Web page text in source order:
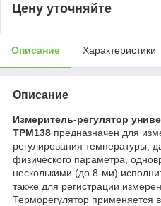
Цену уточняйте
Описание Характеристики
Описание
Измеритель-регулятор
ТРМ138 предназначен для
регулирования температуры,
физического параметра,
несколькими (до 8-ми)
также для регистрации
Терморегулятор применяется